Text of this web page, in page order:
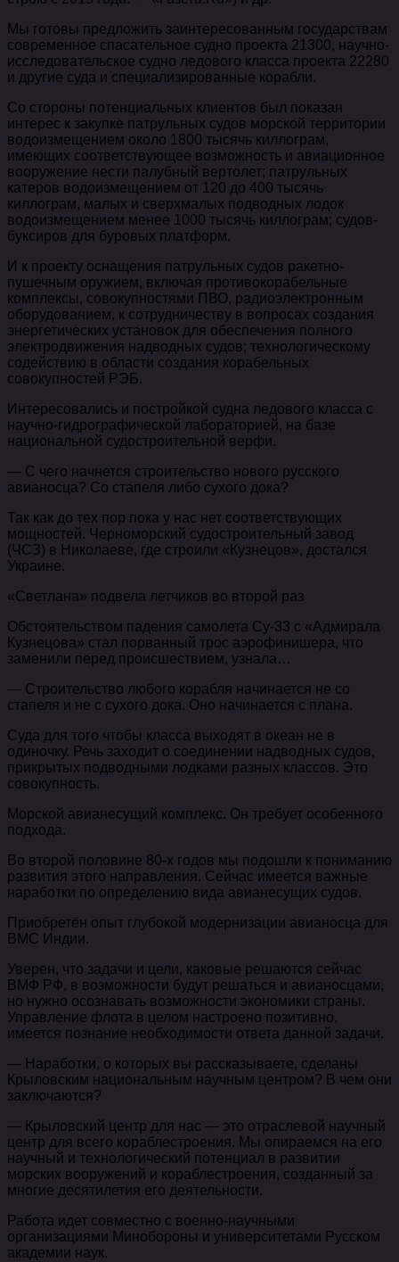
Мы готовы предложить заинтересованным государствам
современное спасательное судно проекта 21300, научно-
исследовательское судно ледового класса проекта 22280
и другие суда и специализированные корабли.
Со стороны потенциальных клиентов был показан
интерес к закупке патрульных судов морской территории
водоизмещением около 1800 тысячь киллограм,
имеющих соответствующее возможность и авиационное
вооружение нести палубный вертолет; патрульных
катеров водоизмещением от 120 до 400 тысячь
киллограм, малых и сверхмалых подводных лодок
водоизмещением менее 1000 тысячь киллограм; судов-
буксиров для буровых платформ.
И к проекту оснащения патрульных судов ракетно-
пушечным оружием, включая противокорабельные
комплексы, совокупностями ПВО, радиоэлектронным
оборудованием, к сотрудничеству в вопросах создания
энергетических установок для обеспечения полного
электродвижения надводных судов; технологическому
содействию в области создания корабельных
совокупностей РЭБ.
Интересовались и постройкой судна ледового класса с
научно-гидрографической лабораторией, на базе
национальной судостроительной верфи.
— С чего начнется строительство нового русского
авианосца? Со стапеля либо сухого дока?
Так как до тех пор пока у нас нет соответствующих
мощностей. Черноморский судостроительный завод
(ЧСЗ) в Николаеве, где строили «Кузнецов», достался
Украине.
«Светлана» подвела летчиков во второй раз
Обстоятельством падения самолета Су-33 с «Адмирала
Кузнецова» стал порванный трос аэрофинишера, что
заменили перед происшествием, узнала…
— Строительство любого корабля начинается не со
стапеля и не с сухого дока. Оно начинается с плана.
Суда для того чтобы класса выходят в океан не в
одиночку. Речь заходит о соединении надводных судов,
прикрытых подводными лодками разных классов. Это
совокупность.
Морской авианесущий комплекс. Он требует особенного
подхода.
Во второй половине 80-х годов мы подошли к пониманию
развития этого направления. Сейчас имеется важные
наработки по определению вида авианесущих судов.
Приобретён опыт глубокой модернизации авианосца для
ВМС Индии.
Уверен, что задачи и цели, каковые решаются сейчас
ВМФ РФ, в возможности будут решаться и авианосцами,
но нужно осознавать возможности экономики страны.
Управление флота в целом настроено позитивно,
имеется познание необходимости ответа данной задачи.
— Наработки, о которых вы рассказываете, сделаны
Крыловским национальным научным центром? В чем они
заключаются?
— Крыловский центр для нас — это отраслевой научный
центр для всего кораблестроения. Мы опираемся на его
научный и технологический потенциал в развитии
морских вооружений и кораблестроения, созданный за
многие десятилетия его деятельности.
Работа идет совместно с военно-научными
организациями Минобороны и университетами Русском
академии наук.